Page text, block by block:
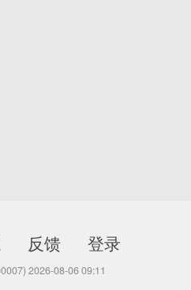
反馈 登录
2026-08-06 09:11